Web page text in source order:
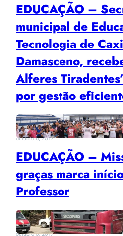
EDUCAÇÃO –
municipal de
Tecnologia de
Damasceno,
Alferes
por gestão
outubro 6, 2017
EDUCAÇÃO –
graças marca
Professor
outubro 6, 2017